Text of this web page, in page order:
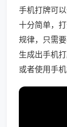
手机打牌可
十分简单，
规律，只需
生成出手机
或者使用手